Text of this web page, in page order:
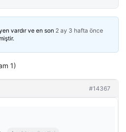
vardır ve en son 2 ay 3 hafta önce
1)
#14367